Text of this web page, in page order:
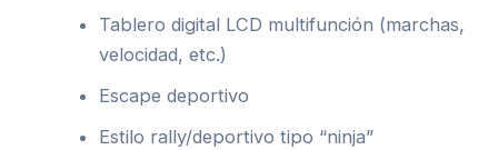
Tablero digital LCD multifunción (marchas,
velocidad, etc.)
Escape deportivo
Estilo rally/deportivo tipo “ninja”